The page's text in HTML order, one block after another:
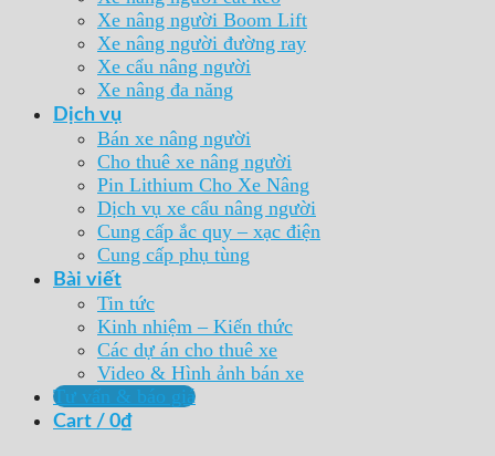
Xe nâng người Boom Lift
Xe nâng người đường ray
Xe cẩu nâng người
Xe nâng đa năng
Dịch vụ
Bán xe nâng người
Cho thuê xe nâng người
Pin Lithium Cho Xe Nâng
Dịch vụ xe cẩu nâng người
Cung cấp ắc quy – xạc điện
Cung cấp phụ tùng
Bài viết
Tin tức
Kinh nhiệm – Kiến thức
Các dự án cho thuê xe
Video & Hình ảnh bán xe
Tư vấn & báo giá
Cart / 0₫